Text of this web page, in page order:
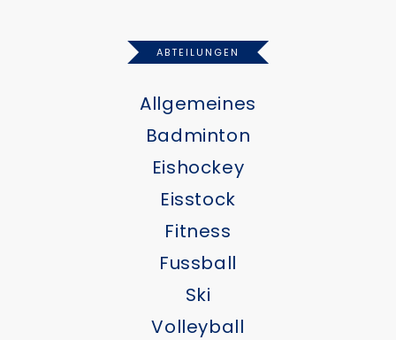
ABTEILUNGEN
Allgemeines
Badminton
Eishockey
Eisstock
Fitness
Fussball
Ski
Volleyball